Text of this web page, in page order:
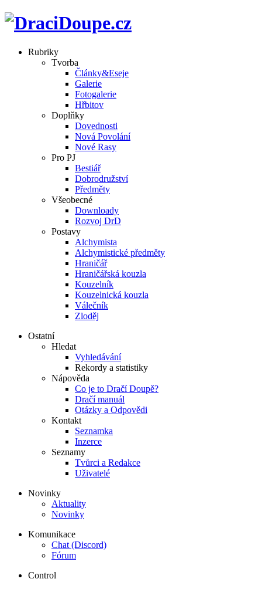
Rubriky
Tvorba
Články&Eseje
Galerie
Fotogalerie
Hřbitov
Doplňky
Dovednosti
Nová Povolání
Nové Rasy
Pro PJ
Bestiář
Dobrodružství
Předměty
Všeobecné
Downloady
Rozvoj DrD
Postavy
Alchymista
Alchymistické předměty
Hraničář
Hraničářská kouzla
Kouzelník
Kouzelnická kouzla
Válečník
Zloděj
Ostatní
Hledat
Vyhledávání
Rekordy a statistiky
Nápověda
Co je to Dračí Doupě?
Dračí manuál
Otázky a Odpovědi
Kontakt
Seznamka
Inzerce
Seznamy
Tvůrci a Redakce
Uživatelé
Novinky
Aktuality
Novinky
Komunikace
Chat (Discord)
Fórum
Control